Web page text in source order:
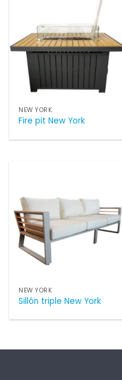
NEW YORK
Fire pit New York
NEW YORK
Sillón triple New York